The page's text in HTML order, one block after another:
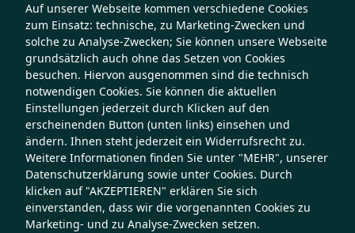
Auf unserer Webseite kommen verschiedene Cookies
zum Einsatz: technische, zu Marketing-Zwecken und
solche zu Analyse-Zwecken; Sie können unsere Webseite
grundsätzlich auch ohne das Setzen von Cookies
besuchen. Hiervon ausgenommen sind die technisch
notwendigen Cookies. Sie können die aktuellen
Einstellungen jederzeit durch Klicken auf den
erscheinenden Button (unten links) einsehen und
ändern. Ihnen steht jederzeit ein Widerrufsrecht zu.
Weitere Informationen finden Sie unter "MEHR", unserer
Datenschutzerklärung sowie unter Cookies. Durch
klicken auf "AKZEPTIEREN" erklären Sie sich
einverstanden, dass wir die vorgenannten Cookies zu
Marketing- und zu Analyse-Zwecken setzen.